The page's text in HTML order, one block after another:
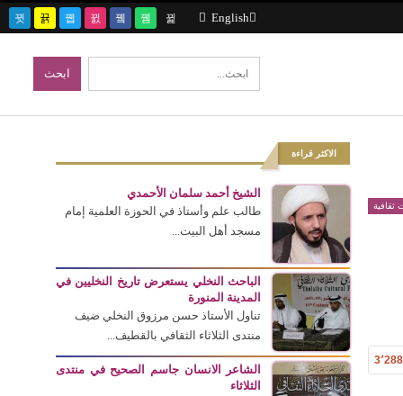
English
ثقافية
3٬288
الاكثر قراءة
الشيخ أحمد سلمان الأحمدي
طالب علم وأستاذ في الحوزة العلمية إمام
مسجد أهل البيت...
الباحث النخلي يستعرض تاريخ النخليين في
المدينة المنورة
تناول الأستاذ حسن مرزوق النخلي ضيف
منتدى الثلاثاء الثقافي بالقطيف...
الشاعر الانسان جاسم الصحيح في منتدى
الثلاثاء